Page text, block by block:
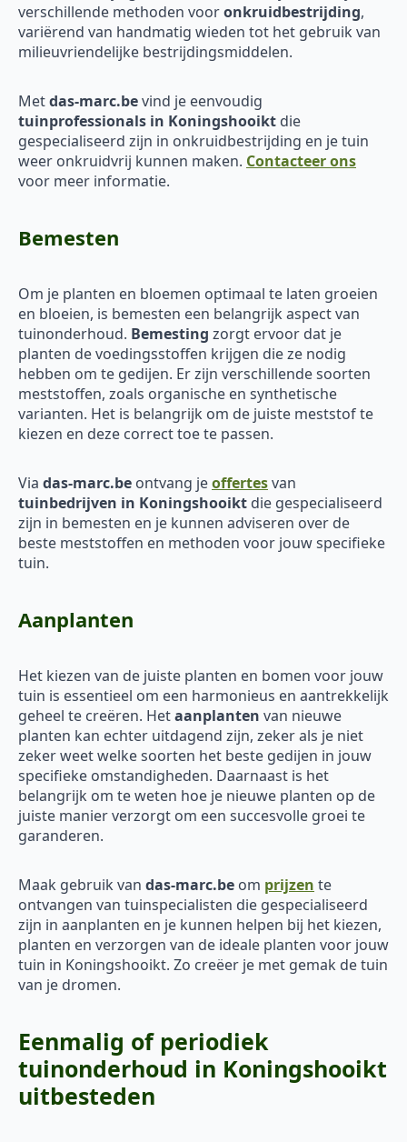
verschillende methoden vooronkruidbestrijding,
variërend van handmatig wieden tot het gebruik van
milieuvriendelijke bestrijdingsmiddelen.
Metdas-marc.bevind je eenvoudig
tuinprofessionals in Koningshooikt die
gespecialiseerd zijn in onkruidbestrijding en je tuin
weer onkruidvrij kunnen maken. Contacteer ons
voor meer informatie.
Bemesten
Om je planten en bloemen optimaal te laten groeien
en bloeien, is bemesten een belangrijk aspect van
tuinonderhoud. Bemesting zorgt ervoor dat je
planten de voedingsstoffen krijgen die ze nodig
hebben om te gedijen. Er zijn verschillende soorten
meststoffen, zoals organische en synthetische
varianten. Het is belangrijk om de juiste meststof te
kiezen en deze correct toe te passen.
Via das-marc.be ontvang jeoffertesvan
tuinbedrijven in Koningshooikt die gespecialiseerd
zijn in bemesten en je kunnen adviseren over de
beste meststoffen en methoden voor jouw specifieke
tuin.
Aanplanten
Het kiezen van de juiste planten en bomen voor jouw
tuin is essentieel om een harmonieus en aantrekkelijk
geheel te creëren. Hetaanplanten van nieuwe
planten kan echter uitdagend zijn, zeker als je niet
zeker weet welke soorten het beste gedijen in jouw
specifieke omstandigheden. Daarnaast is het
belangrijk om te weten hoe je nieuwe planten op de
juiste manier verzorgt om een succesvolle groei te
garanderen.
Maak gebruik van das-marc.be om prijzen te
ontvangen van tuinspecialisten die gespecialiseerd
zijn in aanplanten en je kunnen helpen bij het kiezen,
planten en verzorgen van de ideale planten voor jouw
tuin in Koningshooikt. Zo creëer je met gemak de tuin
van je dromen.
Eenmalig of periodiek
tuinonderhoud in Koningshooikt
uitbesteden